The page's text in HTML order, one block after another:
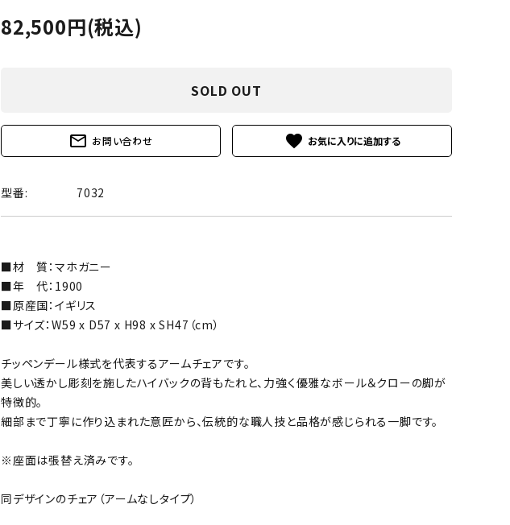
82,500円(税込)
SOLD OUT
mail_outline お問い合わせ favorite
型番: 7032
■材 質：マホガニー
■年 代：1900
■原産国：イギリス
■サイズ：W59 x D57 x H98 x SH47（cm）
チッペンデール様式を代表するアームチェアです。
美しい透かし彫刻を施したハイバックの背もたれと、力強く優雅なボール＆クローの脚が
特徴的。
細部まで丁寧に作り込まれた意匠から、伝統的な職人技と品格が感じられる一脚です。
※座面は張替え済みです。
同デザインのチェア（アームなしタイプ）